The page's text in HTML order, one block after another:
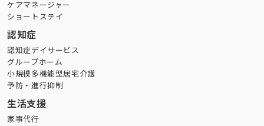
ケアマネージャー
ショートステイ
認知症
認知症デイサービス
グループホーム
小規模多機能型居宅介護
予防・進行抑制
生活支援
家事代行